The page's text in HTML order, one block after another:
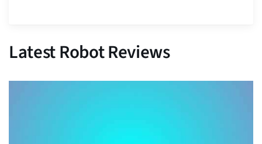
Latest Robot Reviews